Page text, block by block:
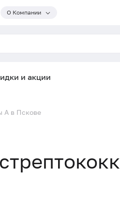
О Компании
и акции
А в Пскове